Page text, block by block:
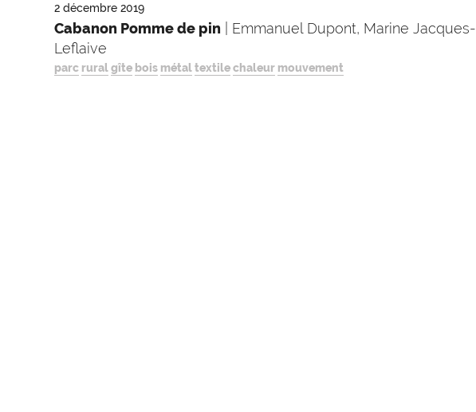
2 décembre 2019
Cabanon Pomme de pin | Emmanuel Dupont, Marine Jacques-
Leflaive
parc ruralgîte bois métaltextilechaleur mouvement